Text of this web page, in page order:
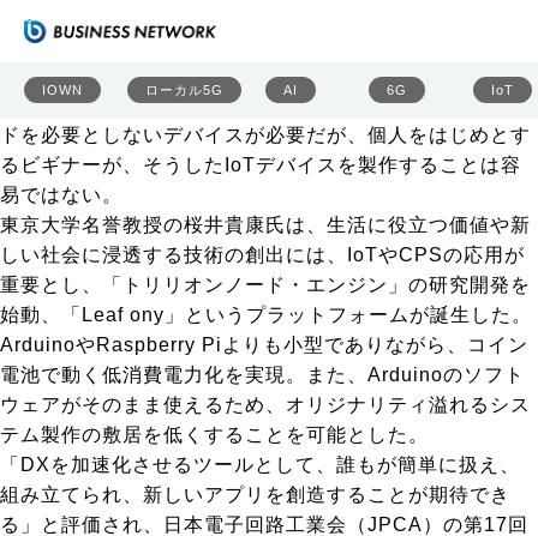
IOWN ローカル5G AI 6G IoT
Arduinoを追い越せ、超小型IoT「Leafony」
＜［前編］IoTデバイスを「ブロック玩具」のように＞は
こちら
誰もがIoTを簡単に使いこなす未来には、小型で電源コー
ドを必要としないデバイスが必要だが、個人をはじめとす
るビギナーが、そうしたIoTデバイスを製作することは容
易ではない。
東京大学名誉教授の桜井貴康氏は、生活に役立つ価値や新
しい社会に浸透する技術の創出には、IoTやCPSの応用が
重要とし、「トリリオンノード・エンジン」の研究開発を
始動、「Leaf ony」というプラットフォームが誕生した。
ArduinoやRaspberry Piよりも小型でありながら、コイン
電池で動く低消費電力化を実現。また、Arduinoのソフト
ウェアがそのまま使えるため、オリジナリティ溢れるシス
テム製作の敷居を低くすることを可能とした。
「DXを加速化させるツールとして、誰もが簡単に扱え、
組み立てられ、新しいアプリを創造することが期待でき
る」と評価され、日本電子回路工業会（JPCA）の第17回